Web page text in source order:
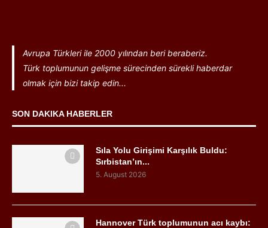
Avrupa Türkleri ile 2000 yılından beri beraberiz.
Türk toplumunun gelişme sürecinden sürekli haberdar
olmak için bizi takip edin...
SON DAKIKA HABERLER
Sıla Yolu Girişimi Karşılık Buldu:
Sırbistan’ın...
5. August 2026
Hannover Türk toplumunun acı kaybı: